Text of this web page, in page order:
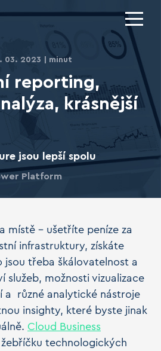
reporting,
krásnější
jsou lepší spolu
03. 2023 minut
Platform
místě – ušetříte peníze za
infrastruktury, získáte
jsou třeba škálovatelnost a
služeb, možnosti vizualizace
a různé analytické nástroje
insighty, které byste jinak
Cloud Business
technologických